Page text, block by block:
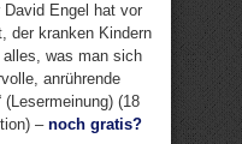
David Engel hat vor
der kranken Kindern
was man sich
anrührende
(18
– noch gratis?